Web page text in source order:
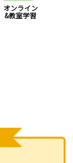
オンライン
&教室学習